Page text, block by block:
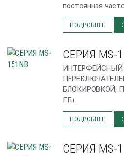
постоянная
ПОДРОБНЕЕ
СЕРИЯ MS-
ИНТЕРФЕЙСНЫЙ
БЛОКИРОВКОЙ,
ГГц
ПОДРОБНЕЕ
СЕРИЯ MS-